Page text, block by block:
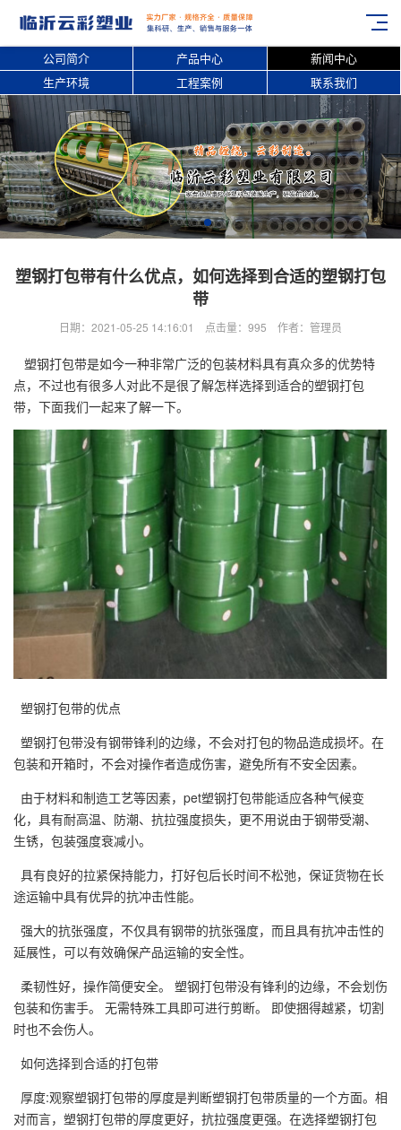
公司简介 产品中心
新闻中心
生产环境
工程案例 联系我们
塑钢打包带有什么优点，如何选择到合适的塑钢打包
带
日期：2021-05-25 14:16:01 点击量：995 作者：管理员
塑钢打包带是如今一种非常广泛的包装材料具有真众多的优势特
点，不过也有很多人对此不是很了解怎样选择到适合的塑钢打包
带，下面我们一起来了解一下。
塑钢打包带的优点
塑钢打包带没有钢带锋利的边缘，不会对打包的物品造成损坏。在
包装和开箱时，不会对操作者造成伤害，避免所有不安全因素。
由于材料和制造工艺等因素，pet塑钢打包带能适应各种气候变
化，具有耐高温、防潮、抗拉强度损失，更不用说由于钢带受潮、
生锈，包装强度衰减小。
具有良好的拉紧保持能力，打好包后长时间不松弛，保证货物在长
途运输中具有优异的抗冲击性能。
强大的抗张强度，不仅具有钢带的抗张强度，而且具有抗冲击性的
延展性，可以有效确保产品运输的安全性。
柔韧性好，操作简便安全。 塑钢打包带没有锋利的边缘，不会划伤
包装和伤害手。 无需特殊工具即可进行剪断。 即使捆得越紧，切割
时也不会伤人。
如何选择到合适的打包带
厚度:观察塑钢打包带的厚度是判断塑钢打包带质量的一个方面。相
对而言，塑钢打包带的厚度更好，抗拉强度更强。在选择塑钢打包